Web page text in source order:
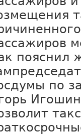
пояснил
по